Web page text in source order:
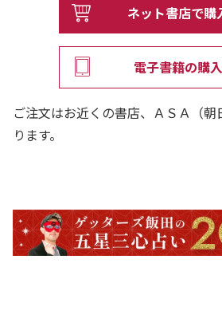
8万人以上を無償で占い、25年以上
た、「芸能界最強の占い師」ゲッタ
『ゲッターズ飯田の五星三心占い
好評発売中！
＞＞ 開運の声が「とんでもない量」
「楽しくて好きです。自分に都合よ
に頑張ろうと思います！！」（20
バイト）
「いつも嫌なことがあった時に見て
ネット書店で購
電子書籍の購入
ご注文はお近くの書店、ＡＳＡ（
ります。